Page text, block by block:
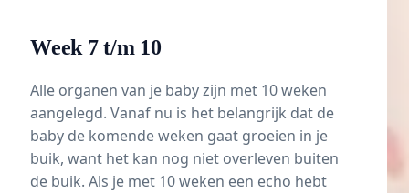
Week 7 t/m 10
Alle organen van je baby zijn met 10 weken
aangelegd. Vanaf nu is het belangrijk dat de
baby de komende weken gaat groeien in je
buik, want het kan nog niet overleven buiten
de buik. Als je met 10 weken een echo hebt